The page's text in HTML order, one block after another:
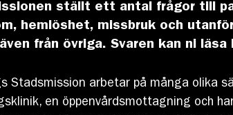
ställt ett antal frågor till
hemlöshet, missbruk och
från övriga. Svaren kan ni läsa
Stadsmission arbetar på många olika
en öppenvårdsmottagning och